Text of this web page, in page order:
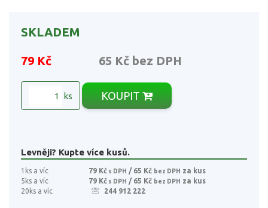
SKLADEM
79 Kč 65 Kč bez DPH
ks KOUPIT
Levněji? Kupte více kusů.
1ks a víc 79 Kč s DPH / 65 Kč bez DPH za kus
5ks a víc
79 Kč s DPH / 65 Kč bez DPH za kus
20ks a víc
244 912 222